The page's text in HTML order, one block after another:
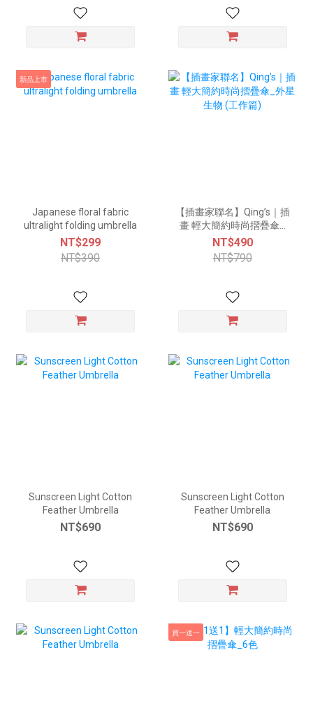
新品上市
Japanese floral fabric
ultralight folding umbrella
NT$299
NT$390
【插畫家聯名】Qing’s｜插
畫 輕大簡約時尚摺疊傘_
外星生物 (工作篇)
NT$490
NT$790
Sunscreen Light Cotton
Feather Umbrella
NT$690
Sunscreen Light Cotton
Feather Umbrella
NT$690
買一送一